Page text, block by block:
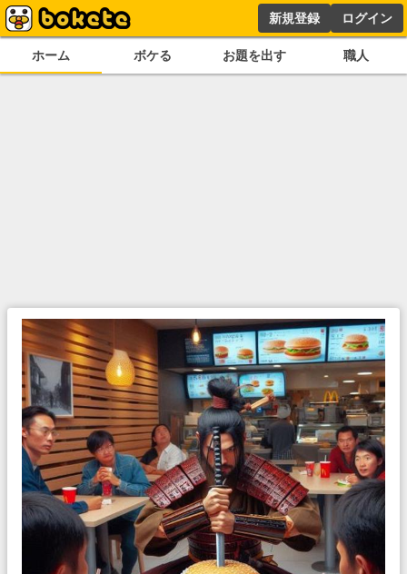
新規登録 ログイン
ホーム ボケる お題を出す 職人